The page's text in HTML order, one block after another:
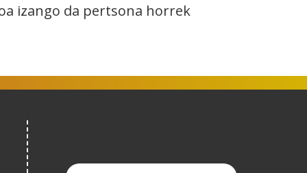
izango da pertsona horrek